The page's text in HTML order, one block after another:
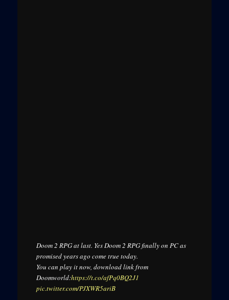
Doom 2 RPG at last. Yes Doom 2 RPG finally on PC as
promised years ago come true today.
You can play it now, download link from
Doomworld:https://t.co/afPq0BQ2J1
pic.twitter.com/PJXWR5ariB